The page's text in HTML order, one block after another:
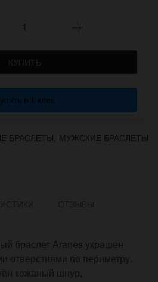
КУПИТЬ
в 1 клик
БРАСЛЕТЫ, МУЖСКИЕ БРАСЛЕТЫ
браслет Aranes украшен
отверстиями по периметру.
кожаный шнур,